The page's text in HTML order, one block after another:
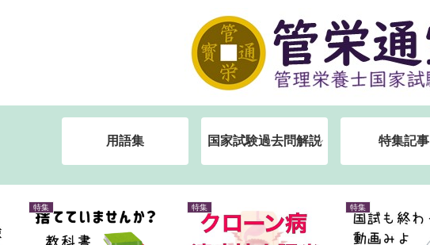
用語集 国家試験過去問解説 特集記事
特集 特集 特集